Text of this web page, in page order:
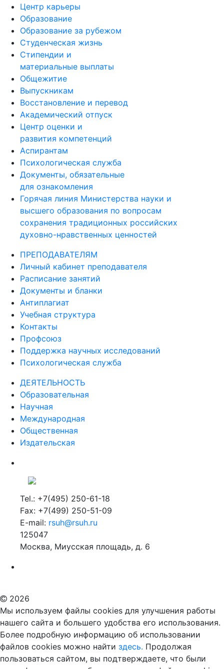
Центр карьеры
Образование
Образование за рубежом
Студенческая жизнь
Стипендии и
материальные выплаты
Общежитие
Выпускникам
Восстановление и перевод
Академический отпуск
Центр оценки и
развития компетенций
Аспирантам
Психологическая служба
Документы, обязательные
для ознакомления
Горячая линия Министерства науки и
высшего образования по вопросам
сохранения традиционных российских
духовно-нравственных ценностей
ПРЕПОДАВАТЕЛЯМ
Личный кабинет преподавателя
Расписание занятий
Документы и бланки
Антиплагиат
Учебная структура
Контакты
Профсоюз
Поддержка научных исследований
Психологическая служба
ДЕЯТЕЛЬНОСТЬ
Образовательная
Научная
Международная
Общественная
Издательская
Tel.: +7(495) 250-61-18
Fax: +7(499) 250-51-09
E-mail: rsuh@rsuh.ru
125047
Москва, Миусская площадь, д. 6
2026
Мы используем файлы cookies для улучшения работы
нашего сайта и большего удобства его использования.
Более подробную информацию об использовании
файлов cookies можно найти здесь. Продолжая
пользоваться сайтом, вы подтверждаете, что были